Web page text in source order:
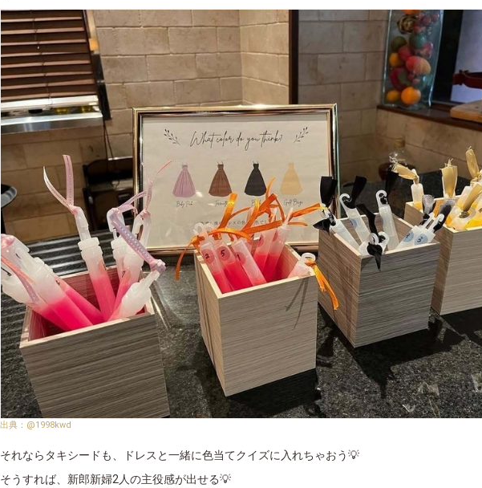
@1998kwd
それならタキシードも、ドレスと一緒に色当てクイズに入れちゃおう💡
そうすれば、新郎新婦2人の主役感が出せる💡